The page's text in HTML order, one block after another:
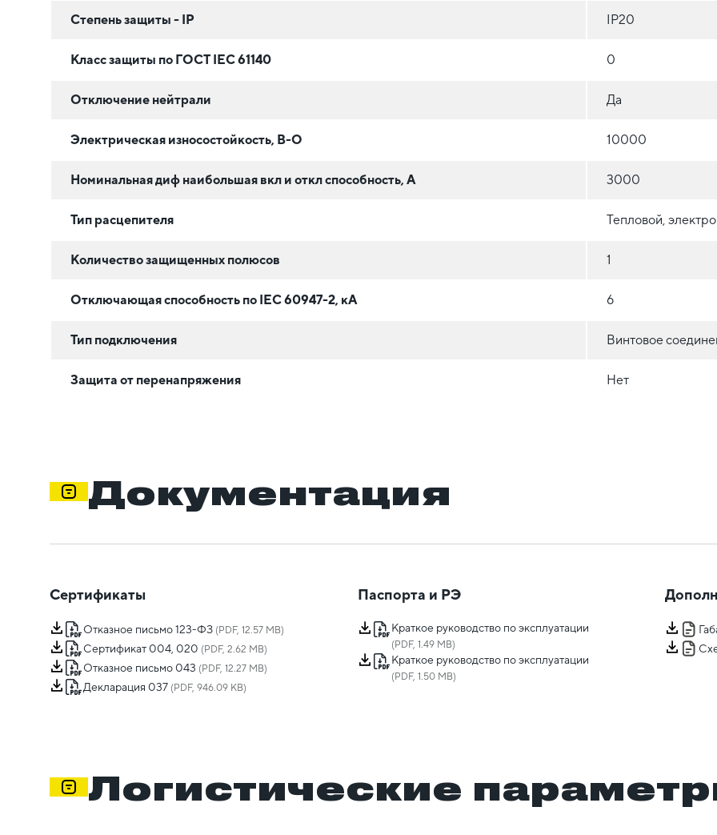
Степень защиты - IP IP20
Класс защиты по ГОСТ IEC 61140 0
Отключение нейтрали Да
Электрическая износостойкость, В-О 10000
Номинальная диф наибольшая вкл и откл способность, А 3000
Тип расцепителя Тепловой,
Количество защищенных полюсов 1
Отключающая способность по IEC 60947-2, кА 6
Тип подключения Винтовое
Защита от перенапряжения Нет
Документация
Сертификаты
Отказное письмо 123-ФЗ (PDF, 12.57 MB)
Сертификат 004, 020 (PDF, 2.62 MB)
Отказное письмо 043 (PDF, 12.27 MB)
Декларация 037 (PDF, 946.09 KB)
Паспорта и РЭ
Краткое руководство по эксплуатации
(PDF, 1.49 MB)
Краткое руководство по эксплуатации
(PDF, 1.50 MB)
Логистические